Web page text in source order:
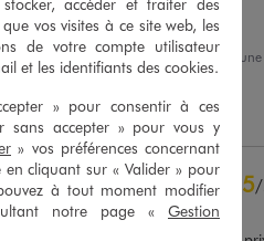
72
27
8
Satisfaite de mes achats
Avis du04/11/2025 , suite à
22/10/2025 parS.A.
Utile (0) Signaler
5/
Avis vérifié et récompensé
vos visites à ce site web, les
de votre compte utilisateur
et les identifiants des cookies.
» pour consentir à ces
sans accepter » pour vous y
» vos préférences concernant
cliquant sur « Valider » pour
à tout moment modifier
notre page « Gestion